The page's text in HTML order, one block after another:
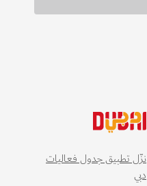
نزّل تطبيق جدول فعاليات
دبي